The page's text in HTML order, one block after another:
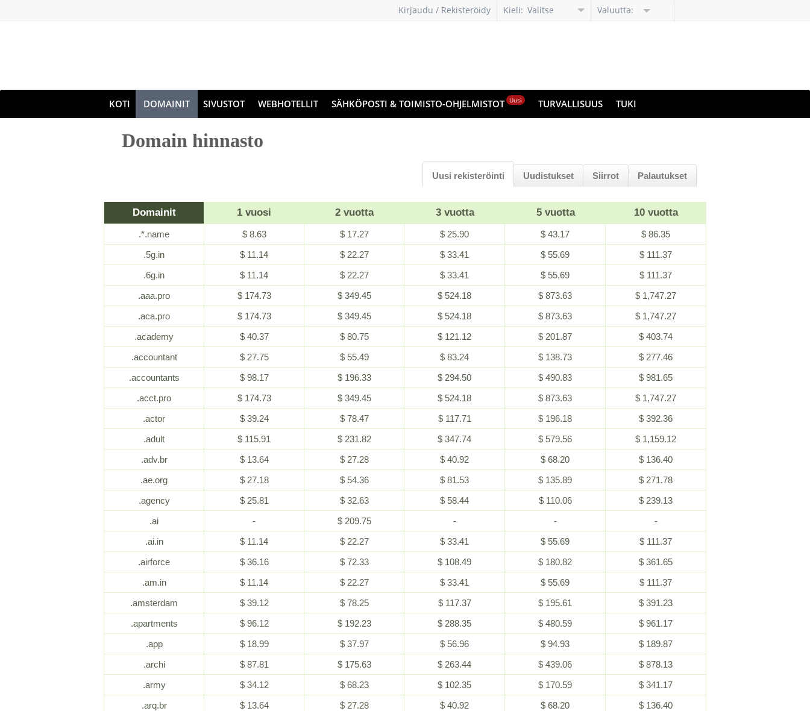
Kirjaudu / Rekisteröidy Kieli: Valitse
Valuutta:
KOTI DOMAINIT SIVUSTOT WEBHOTELLIT SÄHKÖPOSTI & TOIMISTO-OHJELMISTOT Uusi TURVALLISUUS TUKI
Domain hinnasto
Uusi rekisteröinti Uudistukset Siirrot Palautukset
Domainit 1 vuosi 2 vuotta 3 vuotta 5 vuotta 10 vuotta
.*.name $ 8.63 $ 17.27 $ 25.90 $ 43.17
$ 86.35
.5g.in
$ 11.14 $ 22.27 $ 33.41 $ 55.69
$ 111.37
.6g.in
$ 11.14 $ 22.27 $ 33.41 $ 55.69
$ 111.37
.aaa.pro
$ 174.73 $ 349.45 $ 524.18 $ 873.63
$ 1,747.27
.aca.pro
$ 174.73 $ 349.45 $ 524.18 $ 873.63
$ 1,747.27
.academy
$ 40.37 $ 80.75 $ 121.12 $ 201.87
$ 403.74
.accountant
$ 27.75 $ 55.49 $ 83.24 $ 138.73
$ 277.46
.accountants
$ 98.17 $ 196.33 $ 294.50 $ 490.83
$ 981.65
.acct.pro
$ 174.73 $ 349.45 $ 524.18 $ 873.63
$ 1,747.27
.actor
$ 39.24 $ 78.47 $ 117.71 $ 196.18
$ 392.36
.adult
$ 115.91 $ 231.82 $ 347.74 $ 579.56
$ 1,159.12
.adv.br
$ 13.64 $ 27.28 $ 40.92 $ 68.20
$ 136.40
.ae.org
$ 27.18 $ 54.36 $ 81.53 $ 135.89
$ 271.78
.agency
$ 25.81 $ 32.63 $ 58.44 $ 110.06
$ 239.13
.ai
- $ 209.75 - -
-
.ai.in
$ 11.14 $ 22.27 $ 33.41 $ 55.69
$ 111.37
.airforce
$ 36.16 $ 72.33 $ 108.49 $ 180.82
$ 361.65
.am.in
$ 11.14 $ 22.27 $ 33.41 $ 55.69
$ 111.37
.amsterdam
$ 39.12 $ 78.25 $ 117.37 $ 195.61
$ 391.23
.apartments
$ 96.12 $ 192.23 $ 288.35 $ 480.59
$ 961.17
.app
$ 18.99 $ 37.97 $ 56.96 $ 94.93
$ 189.87
.archi
$ 87.81 $ 175.63 $ 263.44 $ 439.06
$ 878.13
.army
$ 34.12 $ 68.23 $ 102.35 $ 170.59
$ 341.17
.arq.br
$ 13.64 $ 27.28 $ 40.92 $ 68.20
$ 136.40